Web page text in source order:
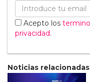
Acepto los
privacidad.
Noticias relacionadas